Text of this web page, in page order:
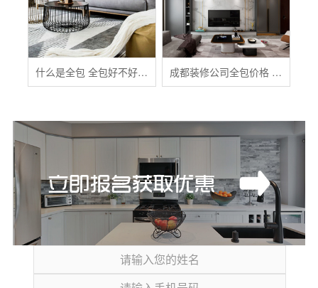
什么是全包 全包好不好 全包装修注意事项有哪些 成都装修公司全包价格 成都全包装修多少钱一平